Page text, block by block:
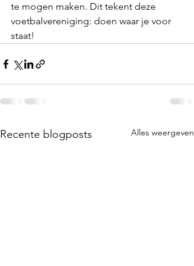
te mogen maken. Dit tekent deze
voetbalvereniging: doen waar je voor
staat!
Recente blogposts Alles weergeven